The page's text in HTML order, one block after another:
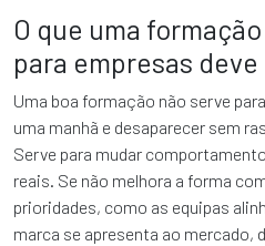
O que uma
para empresas
Uma boa formação não serve
uma manhã e desaparecer sem
Serve para mudar
reais. Se não melhora a forma
prioridades, como as equipas
marca se apresenta ao mercado,